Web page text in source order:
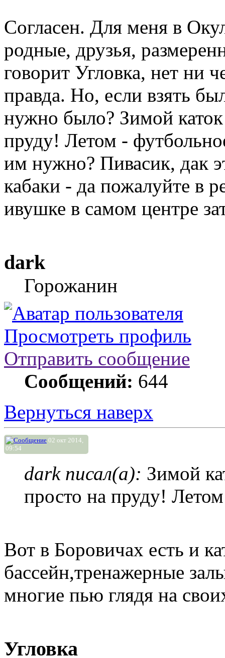
Согласен. Для меня в
родные, друзья,
говорит Угловка, нет ни
правда. Но, если взять
нужно было? Зимой
пруду! Летом -
им нужно? Пивасик, дак
кабаки - да пожалуйте в
ивушке в самом центре
dark
Горожанин
Просмотреть профиль
Отправить сообщение
Сообщений: 644
Вернуться наверх
02 окт 2014,
09:54
dark писал(а): Зимой
просто на пруду!
Вот в Боровичах есть и
бассейн,тренажерные
многие пью глядя на
Угловка